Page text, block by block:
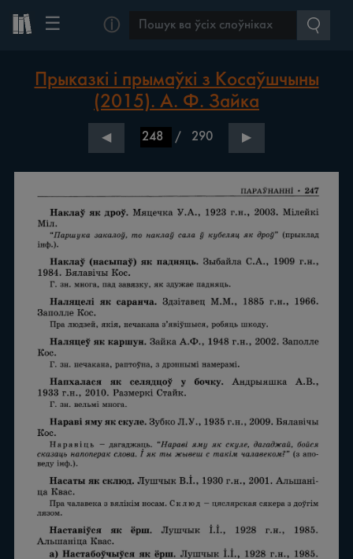
☰ ⓘ
Прыказкі і прымаўкі з Косаўшчыны
(2015). А. Ф. Зайка
◀ / 290 ▶